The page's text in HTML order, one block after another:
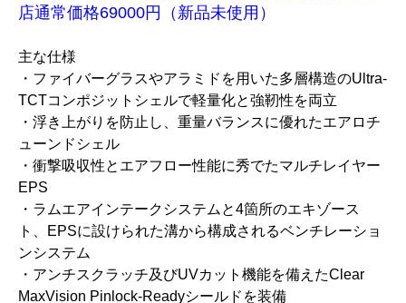
店通常価格69000円（新品未使用）
主な仕様
・ファイバーグラスやアラミドを用いた多層構造のUltra-
TCTコンポジットシェルで軽量化と強靭性を両立
・浮き上がりを防止し、重量バランスに優れたエアロチ
ューンドシェル
・衝撃吸収性とエアフロー性能に秀でたマルチレイヤー
EPS
・ラムエアインテークシステムと4箇所のエキゾース
ト、EPSに設けられた溝から構成されるベンチレーショ
ンシステム
・アンチスクラッチ及びUVカット機能を備えたClear
MaxVision Pinlock-Readyシールドを装備